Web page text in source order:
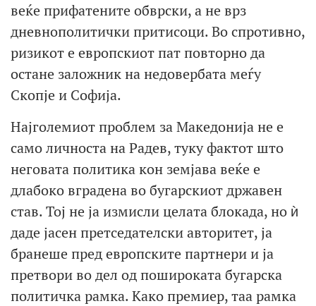
веќе прифатените обврски, а не врз
дневнополитички притисоци. Во спротивно,
ризикот е европскиот пат повторно да
остане заложник на недовербата меѓу
Скопје и Софија.
Најголемиот проблем за Македонија не е
само личноста на Радев, туку фактот што
неговата политика кон земјава веќе е
длабоко вградена во бугарскиот државен
став. Тој не ја измисли целата блокада, но ѝ
даде јасен претседателски авторитет, ја
бранеше пред европските партнери и ја
претвори во дел од пошироката бугарска
политичка рамка. Како премиер, таа рамка